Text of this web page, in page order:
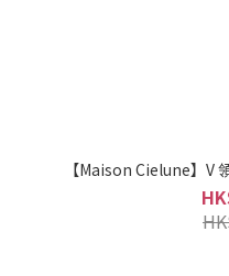
【Maison Cielune】V